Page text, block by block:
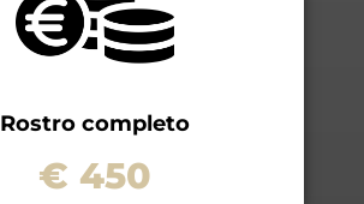
Rostro completo
€ 450